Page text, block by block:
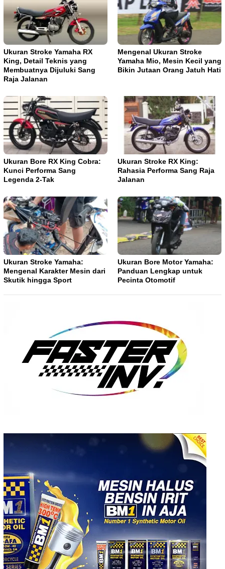
Ukuran Stroke Yamaha RX
King, Detail Teknis yang
Membuatnya Dijuluki Sang
Raja Jalanan
Mengenal Ukuran Stroke
Yamaha Mio, Mesin Kecil yang
Bikin Jutaan Orang Jatuh Hati
Ukuran Bore RX King Cobra:
Kunci Performa Sang
Legenda 2-Tak
Ukuran Stroke RX King:
Rahasia Performa Sang Raja
Jalanan
Ukuran Stroke Yamaha:
Mengenal Karakter Mesin dari
Skutik hingga Sport
Ukuran Bore Motor Yamaha:
Panduan Lengkap untuk
Pecinta Otomotif